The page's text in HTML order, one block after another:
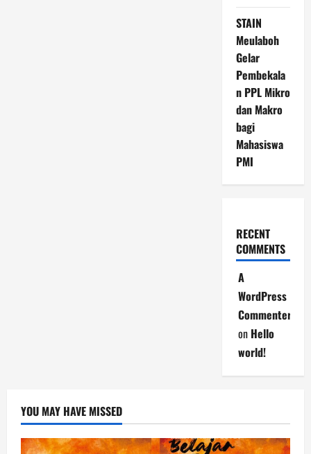
STAIN
Meulaboh
Gelar
Pembekala
n PPL Mikro
dan Makro
bagi
Mahasiswa
PMI
RECENT
COMMENTS
A
WordPress
Commenter
on Hello
world!
YOU MAY HAVE MISSED